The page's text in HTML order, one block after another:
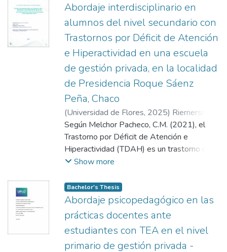
Abordaje interdisciplinario en
alumnos del nivel secundario con
Trastornos por Déficit de Atención
e Hiperactividad en una escuela
de gestión privada, en la localidad
de Presidencia Roque Sáenz
Peña, Chaco
(Universidad de Flores, 2025) Riernersman,
Rocío Graciela; Damonte, Mariana
Según Melchor Pacheco, C.M. (2021), el
Trastorno por Déficit de Atención e
Hiperactividad (TDAH) es un trastorno del
neurodesarrollo que afecta a la población
atención, exceso de actividad motora e
hiperactividad e impulsividad, que por
consiguiente dificulta el rendimiento escolar
y su relación con las personas de su
entorno. La finalidad de este trabajo fue
analizar cuáles son las acciones que lleva a
Show more
Bachelor's Thesis
Abordaje psicopedagógico en las
prácticas docentes ante
estudiantes con TEA en el nivel
primario de gestión privada -